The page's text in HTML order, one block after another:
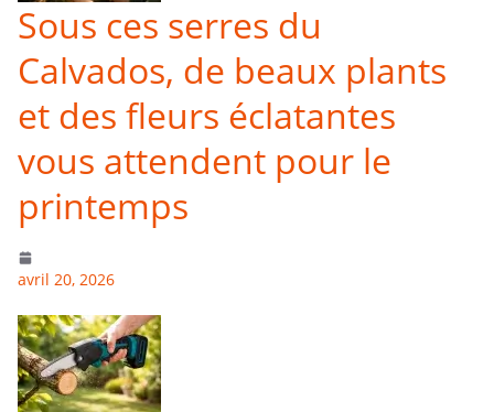
Sous ces serres du
Calvados, de beaux plants
et des fleurs éclatantes
vous attendent pour le
printemps
avril 20, 2026